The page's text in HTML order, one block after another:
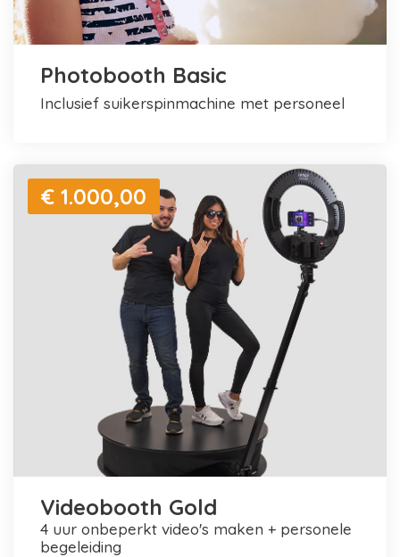
Photobooth Basic
inclusief suikerspinmachine met personeel
€ 1.000,00
Videobooth Gold
4 uur onbeperkt video's maken + personele
begeleiding